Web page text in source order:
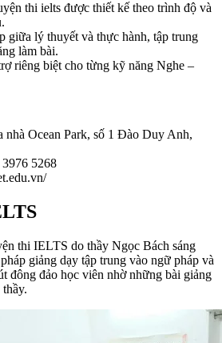
thi ielts được thiết kế theo trình độ và
giữa lý thuyết và thực hành, tập trung
làm bài.
riêng biệt cho từng kỹ năng Nghe –
nhà Ocean Park, số 1 Đào Duy Anh,
5268
thi IELTS do thầy Ngọc Bách sáng
giảng dạy tập trung vào ngữ pháp và
đông đảo học viên nhờ những bài giảng